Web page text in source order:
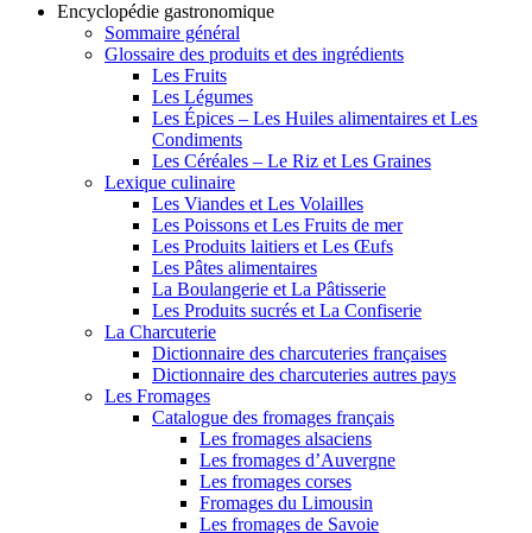
Encyclopédie gastronomique
Sommaire général
Glossaire des produits et des ingrédients
Les Fruits
Les Légumes
Les Épices – Les Huiles alimentaires et Les
Condiments
Les Céréales – Le Riz et Les Graines
Lexique culinaire
Les Viandes et Les Volailles
Les Poissons et Les Fruits de mer
Les Produits laitiers et Les Œufs
Les Pâtes alimentaires
La Boulangerie et La Pâtisserie
Les Produits sucrés et La Confiserie
La Charcuterie
Dictionnaire des charcuteries françaises
Dictionnaire des charcuteries autres pays
Les Fromages
Catalogue des fromages français
Les fromages alsaciens
Les fromages d’Auvergne
Les fromages corses
Fromages du Limousin
Les fromages de Savoie